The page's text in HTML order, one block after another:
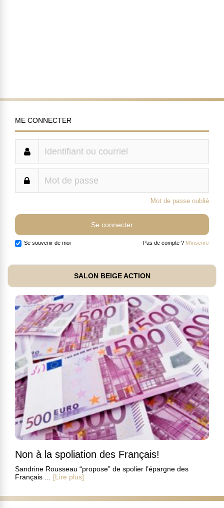
ME CONNECTER
Mot de passe oublié
Se souvenir de moi Pas de compte ? M'inscrire
SALON BEIGE ACTION
Non à la spoliation des Français!
Sandrine Rousseau “propose” de spolier l’épargne des
Français ...
[Lire plus]